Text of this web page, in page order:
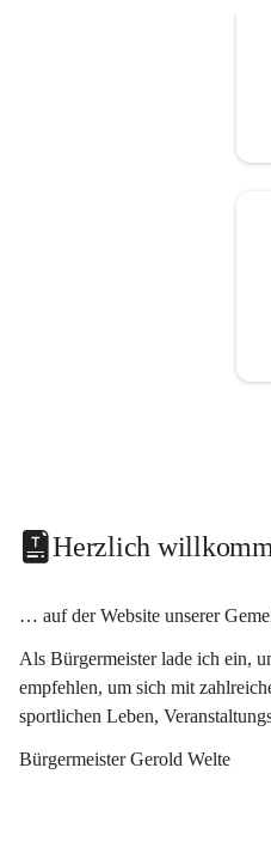
Herzlich
… auf der Website unserer
Als Bürgermeister lade ich ein,
empfehlen, um sich mit
sportlichen Leben,
Bürgermeister Gerold Welte